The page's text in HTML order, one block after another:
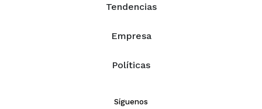
Tendencias
Empresa
Políticas
Síguenos